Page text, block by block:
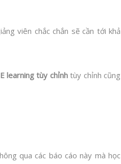
viên chắc chắn sẽ cần tới khả
learning tùy chỉnhtùy chỉnh cũng
qua các báo cáo này mà học